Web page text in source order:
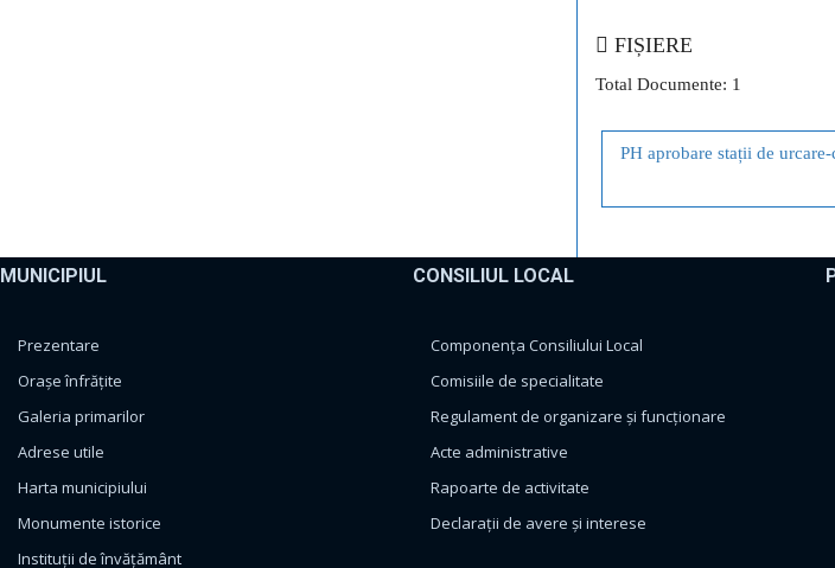
FIȘIERE
Total Documente: 1
PH aprobare stații de
MUNICIPIUL
Prezentare
Orașe înfrățite
Galeria primarilor
Adrese utile
Harta municipiului
Monumente istorice
Instituții de învățământ
CONSILIUL LOCAL
Componența Consiliului Local
Comisiile de specialitate
Regulament de organizare și funcționare
Acte administrative
Rapoarte de activitate
Declarații de avere și interese